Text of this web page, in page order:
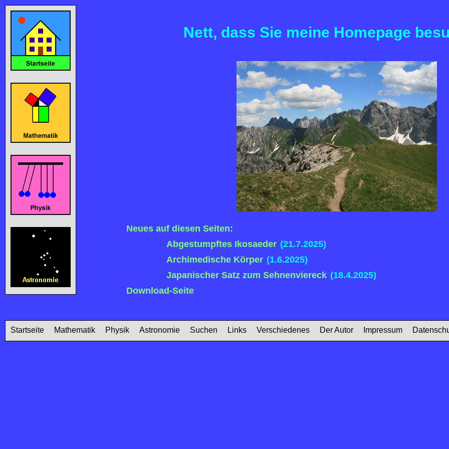
Nett, dass Sie meine Homepage
Neues auf diesen Seiten:
Abgestumpftes Ikosaeder (21.7.2025)
Archimedische Körper (1.6.2025)
Japanischer Satz zum Sehnenviereck (18.4.2025)
Download-Seite
Startseite Mathematik Physik Astronomie Suchen Links Verschiedenes Der Autor Impressum